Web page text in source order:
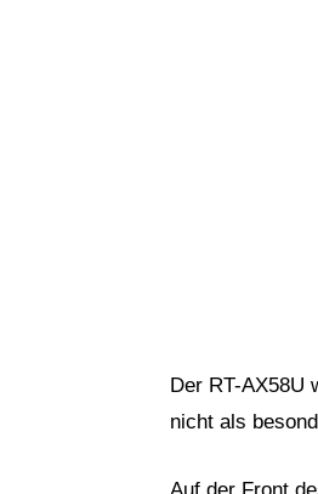
Der RT-AX58U
nicht als